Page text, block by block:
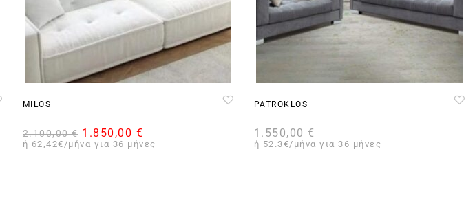
MILOS
2.100,00€ 1.850,00 €
ή 62,42€/μήνα για 36 μήνες
PATROKLOS
1.550,00 €
ή 52.3€/μήνα για 36 μήνες